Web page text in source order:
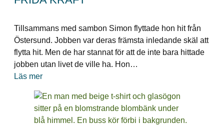
Tillsammans med sambon Simon flyttade hon hit från
Östersund. Jobben var deras främsta inledande skäl att
flytta hit. Men de har stannat för att de inte bara hittade
jobben utan livet de ville ha. Hon…
Läs mer